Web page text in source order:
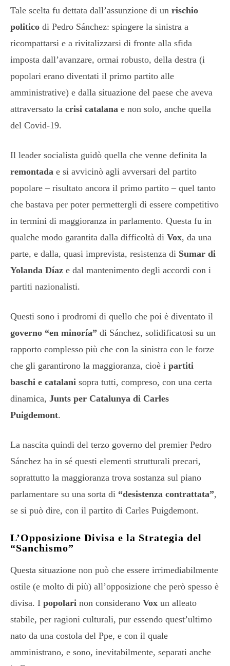
Tale scelta fu dettata dall’assunzione di un rischio
politico di Pedro Sánchez: spingere la sinistra a
ricompattarsi e a rivitalizzarsi di fronte alla sfida
imposta dall’avanzare, ormai robusto, della destra (i
popolari erano diventati il primo partito alle
amministrative) e dalla situazione del paese che aveva
attraversato la crisi catalana e non solo, anche quella
del Covid-19.
Il leader socialista guidò quella che venne definita la
remontada e si avvicinò agli avversari del partito
popolare – risultato ancora il primo partito – quel tanto
che bastava per poter permettergli di essere competitivo
in termini di maggioranza in parlamento. Questa fu in
qualche modo garantita dalla difficoltà di Vox, da una
parte, e dalla, quasi imprevista, resistenza di Sumar di
Yolanda Díaz e dal mantenimento degli accordi con i
partiti nazionalisti.
Questi sono i prodromi di quello che poi è diventato il
governo “en minoría” di Sánchez, solidificatosi su un
rapporto complesso più che con la sinistra con le forze
che gli garantirono la maggioranza, cioè i partiti
baschi e catalani sopra tutti, compreso, con una certa
dinamica, Junts per Catalunya di Carles
Puigdemont.
La nascita quindi del terzo governo del premier Pedro
Sánchez ha in sé questi elementi strutturali precari,
soprattutto la maggioranza trova sostanza sul piano
parlamentare su una sorta di “desistenza contrattata”,
se si può dire, con il partito di Carles Puigdemont.
L’Opposizione Divisa e la Strategia del
“Sanchismo”
Questa situazione non può che essere irrimediabilmente
ostile (e molto di più) all’opposizione che però spesso è
divisa. I popolari non considerano Vox un alleato
stabile, per ragioni culturali, pur essendo quest’ultimo
nato da una costola del Ppe, e con il quale
amministrano, e sono, inevitabilmente, separati anche